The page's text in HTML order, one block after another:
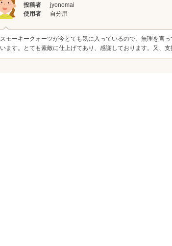
投稿者
jyonomai
使用者
自分用
スモーキークォーツが今とても気に入っているので、無理を言
います。とても素敵に仕上げてあり、感謝しております。又、